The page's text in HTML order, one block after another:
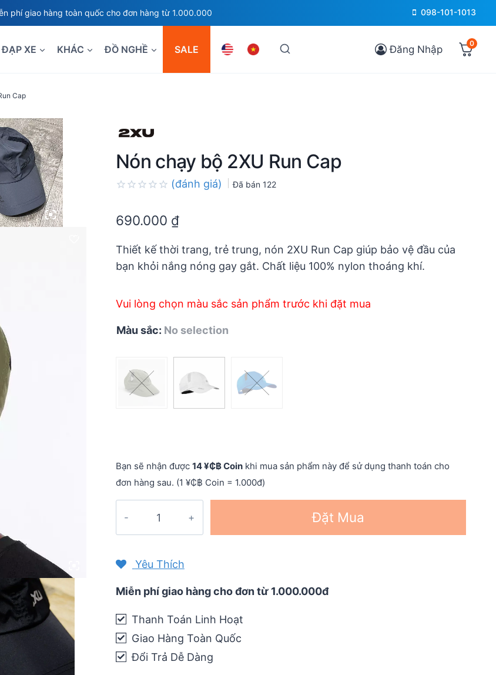
phí giao hàng toàn quốc cho đơn hàng từ 1.000.000 098-101-1013
ĐẠP XE KHÁC ĐỒ NGHỀ SALE Đăng Nhập 0
Cap
Nón chạy bộ 2XU Run Cap
out
(đánh giá) Đã bán 122
690.000 ₫
Thiết kế thời trang, trẻ trung, nón 2XU Run Cap giúp bảo vệ đầu của
bạn khỏi nắng nóng gay gắt. Chất liệu 100% nylon thoáng khí.
Vui lòng chọn màu sắc sản phẩm trước khi đặt mua
Màu sắc: No selection
Bạn sẽ nhận được 14 ¥₵฿ Coinkhi mua sản phẩm này để sử dụng thanh toán cho
đơn hàng sau. (1 ¥₵฿ Coin = 1.000đ)
2XU
Cap
Đặt Mua
Yêu Thích
Miễn phí giao hàng cho đơn từ 1.000.000đ
Thanh Toán Linh Hoạt
Giao Hàng Toàn Quốc
Đổi Trả Dễ Dàng